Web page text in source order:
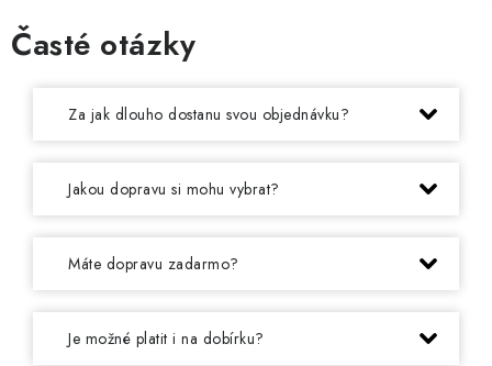
PRO DĚTI
TRIČKA
MIKINY
Časté otázky
Za jak dlouho dostanu svou objednávku?
Jakou dopravu si mohu vybrat?
Máte dopravu zadarmo?
Je možné platit i na dobírku?